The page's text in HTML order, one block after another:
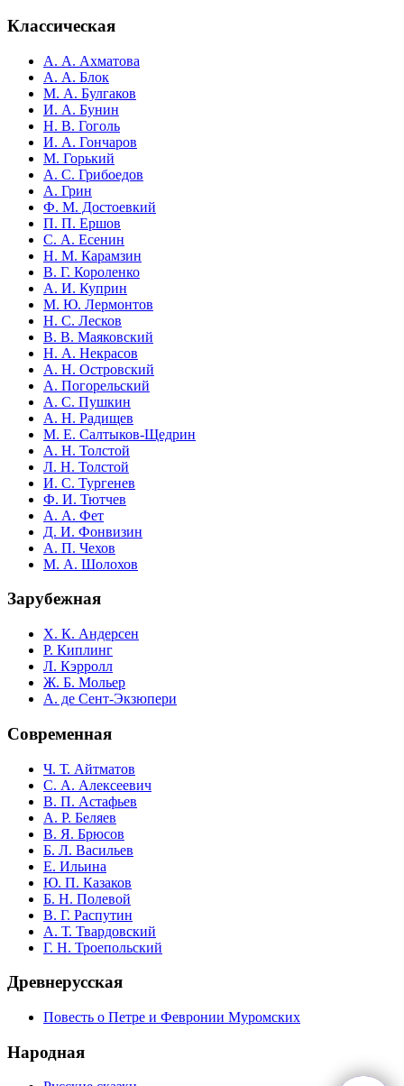
Классическая
А. А. Ахматова
А. А. Блок
М. А. Булгаков
И. А. Бунин
Н. В. Гоголь
И. А. Гончаров
М. Горький
А. С. Грибоедов
А. Грин
Ф. М. Достоевкий
П. П. Ершов
С. А. Есенин
Н. М. Карамзин
В. Г. Короленко
А. И. Куприн
М. Ю. Лермонтов
Н. С. Лесков
В. В. Маяковский
Н. А. Некрасов
А. Н. Островский
А. Погорельский
А. С. Пушкин
А. Н. Радищев
М. Е. Салтыков-Щедрин
А. Н. Толстой
Л. Н. Толстой
И. С. Тургенев
Ф. И. Тютчев
А. А. Фет
Д. И. Фонвизин
А. П. Чехов
М. А. Шолохов
Зарубежная
Х. К. Андерсен
Р. Киплинг
Л. Кэрролл
Ж. Б. Мольер
А. де Сент-Экзюпери
Современная
Ч. Т. Айтматов
С. А. Алексеевич
В. П. Астафьев
А. Р. Беляев
В. Я. Брюсов
Б. Л. Васильев
Е. Ильина
Ю. П. Казаков
Б. Н. Полевой
В. Г. Распутин
А. Т. Твардовский
Г. Н. Троепольский
Древнерусская
Повесть о Петре и Февронии Муромских
Народная